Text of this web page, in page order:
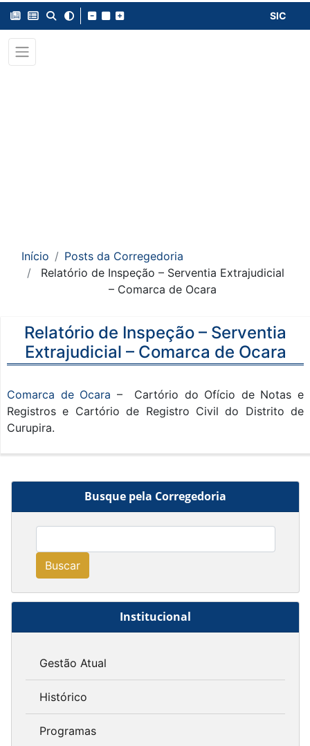
SIC
Início
Posts da Corregedoria
Relatório de Inspeção – Serventia Extrajudicial
– Comarca de Ocara
Busque pela Corregedoria
Buscar
Institucional
Gestão Atual
Histórico
Programas
Relatório de Inspeção – Serventia
Extrajudicial – Comarca de Ocara
Comarca de Ocara – Cartório do Ofício de Notas e
Registros e Cartório de Registro Civil do Distrito de
Curupira.